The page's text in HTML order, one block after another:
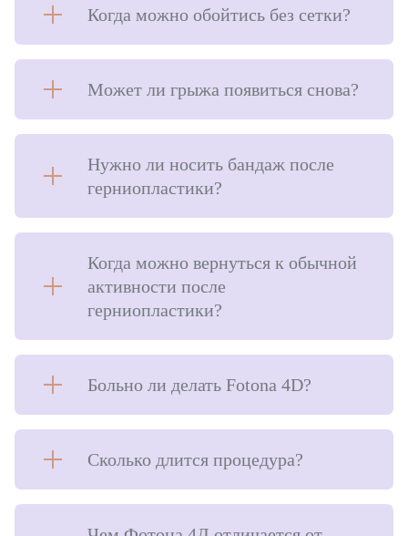
Когда можно обойтись без сетки?
Может ли грыжа появиться снова?
Нужно ли носить бандаж после
герниопластики?
Когда можно вернуться к обычной
активности после
герниопластики?
Больно ли делать Fotona 4D?
Сколько длится процедура?